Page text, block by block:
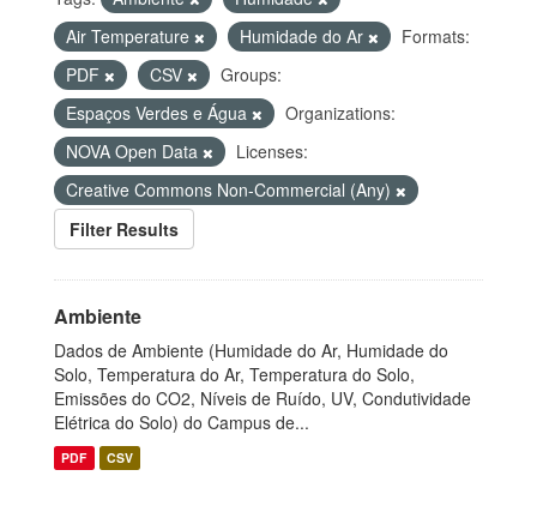
Air Temperature
Humidade do Ar
Formats:
PDF
CSV
Groups:
Espaços Verdes e Água
Organizations:
NOVA Open Data
Licenses:
Creative Commons Non-Commercial (Any)
Filter Results
Ambiente
Dados de Ambiente (Humidade do Ar, Humidade do
Solo, Temperatura do Ar, Temperatura do Solo,
Emissões do CO2, Níveis de Ruído, UV, Condutividade
Elétrica do Solo) do Campus de...
PDF CSV